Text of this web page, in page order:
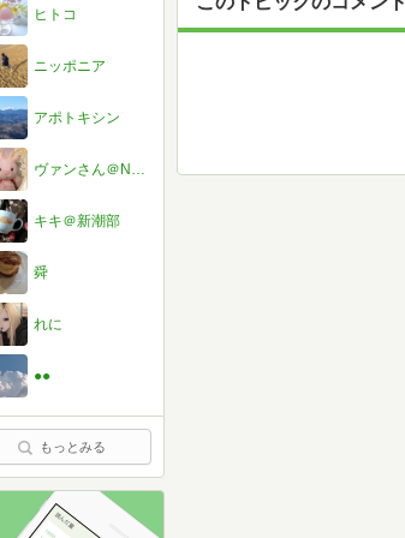
ヒトコ
ニッポニア
アポトキシン
ヴァンさん＠NEWマンガ雑誌の読書会
キキ＠新潮部
舜
れに
●●
もっとみる